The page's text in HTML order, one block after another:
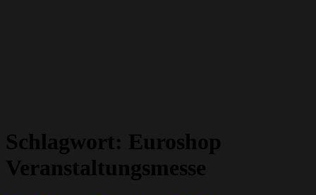
Schlagwort: Euroshop
Veranstaltungsmesse